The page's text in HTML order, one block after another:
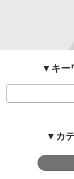
信
▼キー
▼カ